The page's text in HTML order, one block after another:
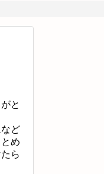
と
ど
め
ら